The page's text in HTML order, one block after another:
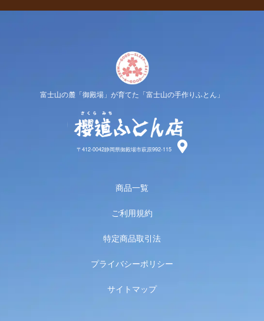
富士山の麓「御殿場」が育てた「富士山の手作りふとん」
〒412-0042静岡県御殿場市萩原992-115
商品一覧
ご利用規約
特定商品取引法
プライバシーポリシー
サイトマップ